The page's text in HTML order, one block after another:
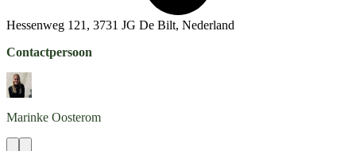
Hessenweg 121, 3731 JG De Bilt, Nederland
Contactpersoon
Marinke Oosterom